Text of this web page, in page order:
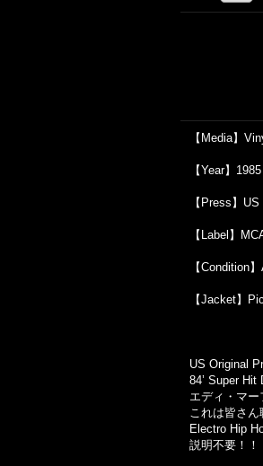
【Media】
【Year】1985
【Press】US
【Label】
【Condition
【Jacket】
US Original
84’ Super
エディ・マー
これは皆さん
Electro Hip
説明不要！！